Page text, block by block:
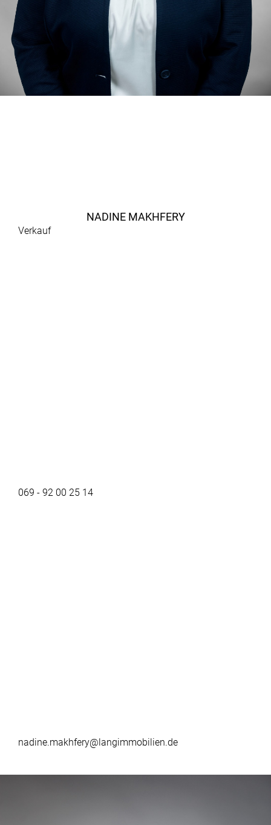
NADINE MAKHFERY
Verkauf
069 - 92 00 25 14
nadine.makhfery@langimmobilien.de